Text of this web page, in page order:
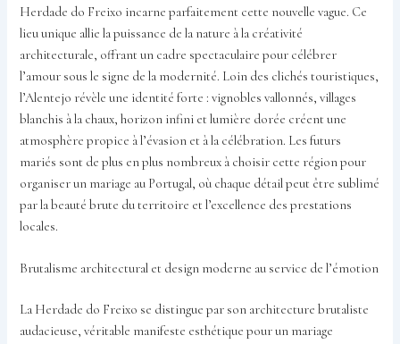
Herdade do Freixo incarne parfaitement cette nouvelle vague. Ce
lieu unique allie la puissance de la nature à la créativité
architecturale, offrant un cadre spectaculaire pour célébrer
l’amour sous le signe de la modernité. Loin des clichés touristiques,
l’Alentejo révèle une identité forte : vignobles vallonnés, villages
blanchis à la chaux, horizon infini et lumière dorée créent une
atmosphère propice à l’évasion et à la célébration. Les futurs
mariés sont de plus en plus nombreux à choisir cette région pour
organiser un mariage au Portugal, où chaque détail peut être sublimé
par la beauté brute du territoire et l’excellence des prestations
locales.
Brutalisme architectural et design moderne au service de l’émotion
La Herdade do Freixo se distingue par son architecture brutaliste
audacieuse, véritable manifeste esthétique pour un mariage